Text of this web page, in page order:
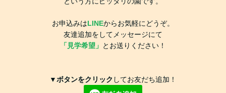
お申込みはLINEからお気軽にどうぞ。
友達追加をしてメッセージにて
「見学希望」 とお送りください！
▼ボタンをクリック してお友だち追加！